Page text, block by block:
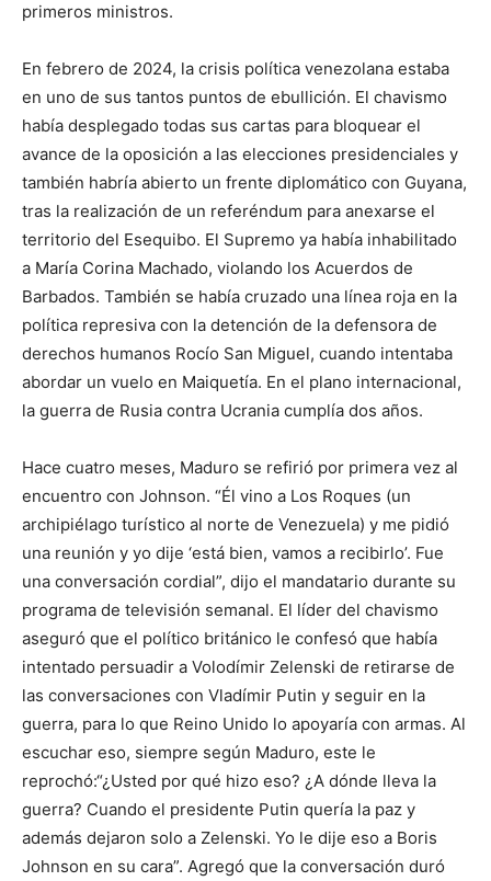
primeros ministros.
En febrero de 2024, la crisis política venezolana estaba
en uno de sus tantos puntos de ebullición. El chavismo
había desplegado todas sus cartas para bloquear el
avance de la oposición a las elecciones presidenciales y
también habría abierto un frente diplomático con Guyana,
tras la realización de un referéndum para anexarse el
territorio del Esequibo. El Supremo ya había inhabilitado
a María Corina Machado, violando los Acuerdos de
Barbados. También se había cruzado una línea roja en la
política represiva con la detención de la defensora de
derechos humanos Rocío San Miguel, cuando intentaba
abordar un vuelo en Maiquetía. En el plano internacional,
la guerra de Rusia contra Ucrania cumplía dos años.
Hace cuatro meses, Maduro se refirió por primera vez al
encuentro con Johnson. “Él vino a Los Roques (un
archipiélago turístico al norte de Venezuela) y me pidió
una reunión y yo dije ‘está bien, vamos a recibirlo’. Fue
una conversación cordial”, dijo el mandatario durante su
programa de televisión semanal. El líder del chavismo
aseguró que el político británico le confesó que había
intentado persuadir a Volodímir Zelenski de retirarse de
las conversaciones con Vladímir Putin y seguir en la
guerra, para lo que Reino Unido lo apoyaría con armas. Al
escuchar eso, siempre según Maduro, este le
reprochó:“¿Usted por qué hizo eso? ¿A dónde lleva la
guerra? Cuando el presidente Putin quería la paz y
además dejaron solo a Zelenski. Yo le dije eso a Boris
Johnson en su cara”. Agregó que la conversación duró